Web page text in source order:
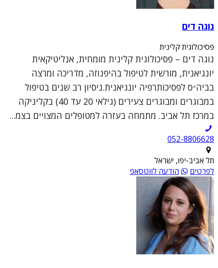
נוגה דים
פסיכולוגית קלינית
נוגה דים – פסיכולוגית קלינית מומחית, אנליטיקאית
יונגיאנית, מורשית לטיפול בהיפנוזה, מדריכה ומרצה
בביה״ס לפסיכותרפיה יונגיאנית.ניסיון רב שנים בטיפול
במבוגרים ומבוגרים צעירים (גילאי 20 עד 40) בקליניקה
במרכז תל אביב. מתמחה בעזרה למטופלים המצויים בצמ...
052-8806628
תל אביב-יפו, ישראל
לפרטים
הודעה לווטסאפ